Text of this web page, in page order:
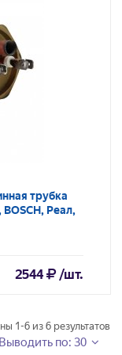
трубка
Реал,
2544 /шт.
1-6 из 6 результатов
Выводить по: 30